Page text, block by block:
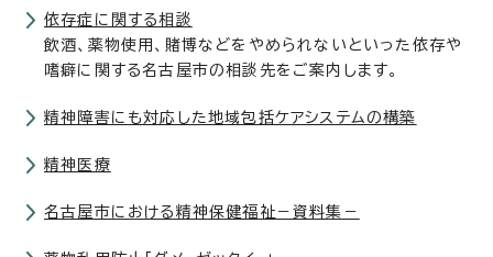
依存症に関する相談
飲酒、薬物使用、賭博などをやめられないといった依存や
嗜癖に関する名古屋市の相談先をご案内します。
精神障害にも対応した地域包括ケアシステムの構築
精神医療
名古屋市における精神保健福祉－資料集－